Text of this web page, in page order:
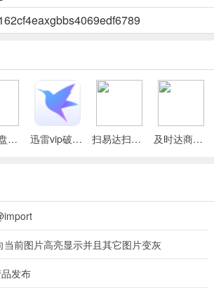
正式公布!预约游戏，胖哥捕鱼第一时间获取
辑点评
牌与其他最多一位玩家比牌，比赛筹码是当前
名玩家时，胖哥捕鱼无论第几轮都可以进行比
到互相的牌，胜者继续游戏直至结束本局，负
，只在每局牌结束时可见。
尖的手段，让你可以放心安全地玩游戏；
多免费的福利，平台上偶尔还会有一些神秘的
币。
夸克网盘官方正式版 迅雷vip破解版永久会员2024版 扫易达扫描仪最新安卓版 及时达商家(同城配送App)
前图片高亮显示并且其它图片变灰
发布